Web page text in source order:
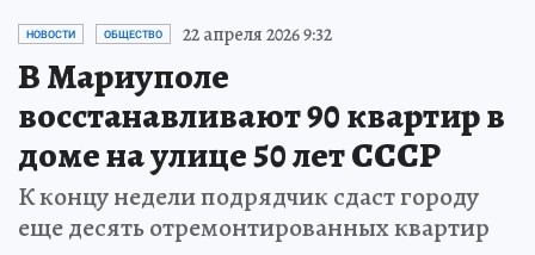
НОВОСТИ ОБЩЕСТВО 22 апреля 2026 9:32
В Мариуполе
восстанавливают 90 квартир в
доме на улице 50 лет СССР
К концу недели подрядчик сдаст городу
еще десять отремонтированных квартир